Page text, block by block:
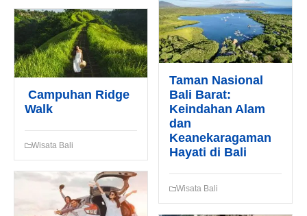
Taman Nasional
Bali Barat:
Keindahan Alam
dan
Keanekaragaman
Hayati di Bali
Wisata Bali
Campuhan Ridge
Walk
Wisata Bali